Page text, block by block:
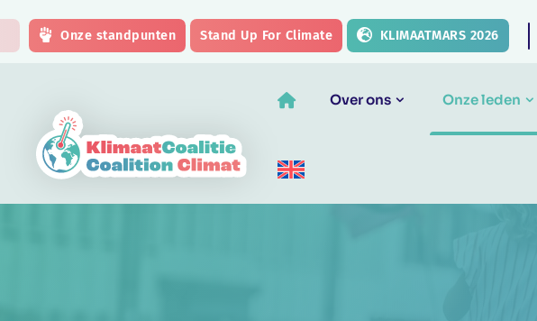
Onze standpunten Stand Up For Climate KLIMAATMARS 2026
Over ons Onze leden